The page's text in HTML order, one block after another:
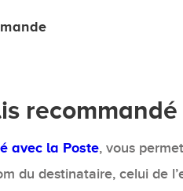
avec la Poste, vous
du destinataire, celui de